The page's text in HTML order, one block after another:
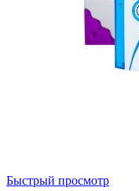
Быстрый просмотр